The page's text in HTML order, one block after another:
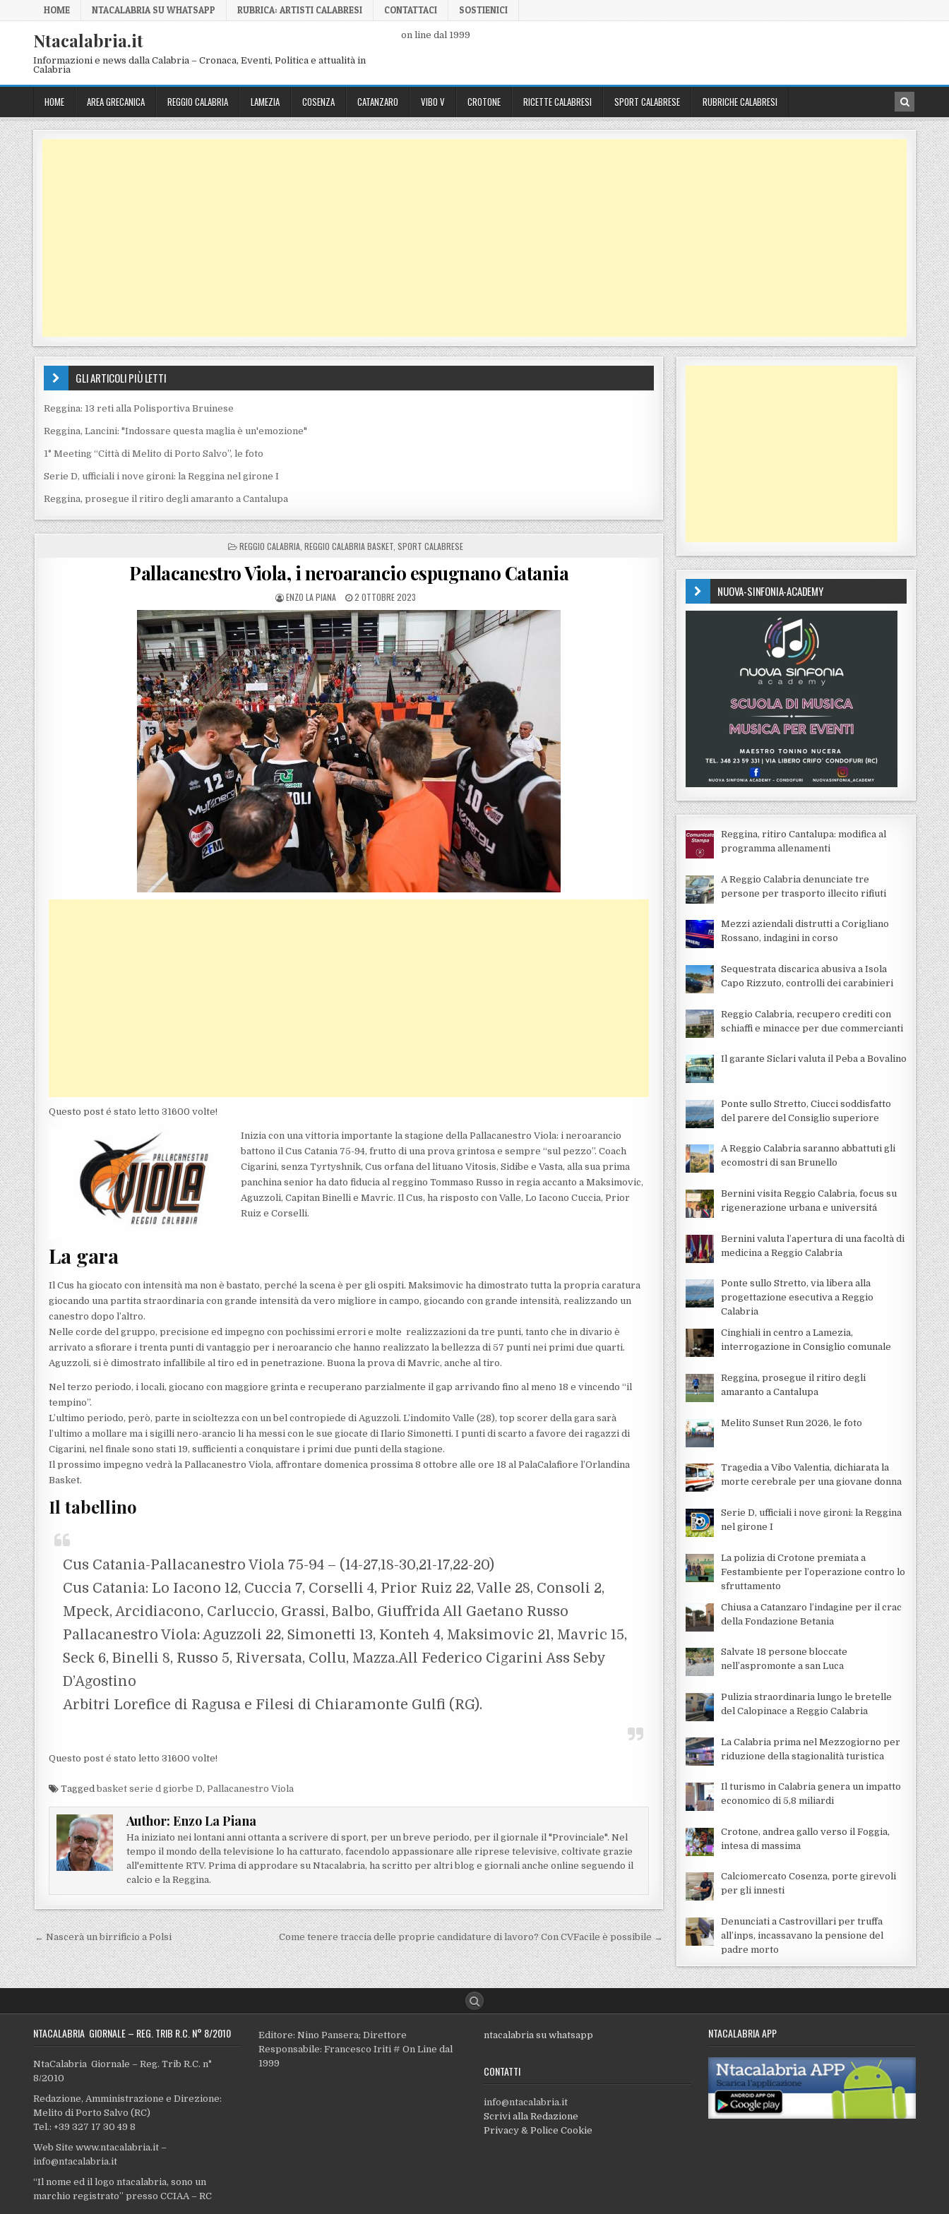
Skip to content
HOME NTACALABRIA SU WHATSAPP RUBRICA: ARTISTI CALABRESI CONTATTACI SOSTIENICI
Ntacalabria.it
Informazioni e news dalla Calabria – Cronaca, Eventi, Politica e attualità in
Calabria
on line dal 1999
HOME AREA GRECANICA REGGIO CALABRIA LAMEZIA COSENZA CATANZARO VIBO V CROTONE RICETTE CALABRESI SPORT CALABRESE RUBRICHE CALABRESI
GLI ARTICOLI PIÙ LETTI
Reggina: 13 reti alla Polisportiva Bruinese
Reggina, Lancini: "Indossare questa maglia è un'emozione"
1° Meeting “Città di Melito di Porto Salvo”, le foto
Serie D, ufficiali i nove gironi: la Reggina nel girone I
Reggina, prosegue il ritiro degli amaranto a Cantalupa
POSTED IN
REGGIO CALABRIA, REGGIO CALABRIA BASKET, SPORT CALABRESE
Pallacanestro Viola, i neroarancio espugnano Catania
POSTED BY
ENZO LA PIANA POSTED ON
2 OTTOBRE 2023
Questo post é stato letto 31600 volte!
Inizia con una vittoria importante la stagione della Pallacanestro Viola: i neroarancio
battono il Cus Catania 75-94, frutto di una prova grintosa e sempre “sul pezzo”. Coach
Cigarini, senza Tyrtyshnik, Cus orfana del lituano Vitosis, Sidibe e Vasta, alla sua prima
panchina senior ha dato fiducia al reggino Tommaso Russo in regia accanto a Maksimovic,
Aguzzoli, Capitan Binelli e Mavric. Il Cus, ha risposto con Valle, Lo Iacono Cuccia, Prior
Ruiz e Corselli.
La gara
Il Cus ha giocato con intensità ma non è bastato, perché la scena è per gli ospiti. Maksimovic ha dimostrato tutta la propria caratura
giocando una partita straordinaria con grande intensità da vero migliore in campo, giocando con grande intensità, realizzando un
canestro dopo l’altro.
Nelle corde del gruppo, precisione ed impegno con pochissimi errori e molte realizzazioni da tre punti, tanto che in divario è
arrivato a sfiorare i trenta punti di vantaggio per i neroarancio che hanno realizzato la bellezza di 57 punti nei primi due quarti.
Aguzzoli, si è dimostrato infallibile al tiro ed in penetrazione. Buona la prova di Mavric, anche al tiro.
Nel terzo periodo, i locali, giocano con maggiore grinta e recuperano parzialmente il gap arrivando fino al meno 18 e vincendo “il
tempino”.
L’ultimo periodo, però, parte in scioltezza con un bel contropiede di Aguzzoli. L’indomito Valle (28), top scorer della gara sarà
l’ultimo a mollare ma i sigilli nero-arancio li ha messi con le sue giocate di Ilario Simonetti. I punti di scarto a favore dei ragazzi di
Cigarini, nel finale sono stati 19, sufficienti a conquistare i primi due punti della stagione.
Il prossimo impegno vedrà la Pallacanestro Viola, affrontare domenica prossima 8 ottobre alle ore 18 al PalaCalafiore l’Orlandina
Basket.
Il tabellino
Cus Catania-Pallacanestro Viola 75-94 – (14-27,18-30,21-17,22-20)
Cus Catania: Lo Iacono 12, Cuccia 7, Corselli 4, Prior Ruiz 22, Valle 28, Consoli 2,
Mpeck, Arcidiacono, Carluccio, Grassi, Balbo, Giuffrida All Gaetano Russo
Pallacanestro Viola: Aguzzoli 22, Simonetti 13, Konteh 4, Maksimovic 21, Mavric 15,
Seck 6, Binelli 8, Russo 5, Riversata, Collu, Mazza.All Federico Cigarini Ass Seby
D’Agostino
Arbitri Lorefice di Ragusa e Filesi di Chiaramonte Gulfi (RG).
Questo post é stato letto 31600 volte!
Taggedbasket serie d giorbe D,Pallacanestro Viola
Author:Enzo La Piana
Ha iniziato nei lontani anni ottanta a scrivere di sport, per un breve periodo, per il giornale il "Provinciale". Nel
tempo il mondo della televisione lo ha catturato, facendolo appassionare alle riprese televisive, coltivate grazie
all'emittente RTV. Prima di approdare su Ntacalabria, ha scritto per altri blog e giornali anche online seguendo il
calcio e la Reggina.
Navigazione articoli
← Nascerà un birrificio a Polsi Come tenere traccia delle proprie candidature di lavoro? Con CVFacile è possibile →
NUOVA-SINFONIA-ACADEMY
Reggina, ritiro Cantalupa: modifica al
programma allenamenti
A Reggio Calabria denunciate tre
persone per trasporto illecito rifiuti
Mezzi aziendali distrutti a Corigliano
Rossano, indagini in corso
Sequestrata discarica abusiva a Isola
Capo Rizzuto, controlli dei carabinieri
Reggio Calabria, recupero crediti con
schiaffi e minacce per due commercianti
Il garante Siclari valuta il Peba a Bovalino
Ponte sullo Stretto, Ciucci soddisfatto
del parere del Consiglio superiore
A Reggio Calabria saranno abbattuti gli
ecomostri di san Brunello
Bernini visita Reggio Calabria, focus su
rigenerazione urbana e universitá
Bernini valuta l’apertura di una facoltà di
medicina a Reggio Calabria
Ponte sullo Stretto, via libera alla
progettazione esecutiva a Reggio
Calabria
Cinghiali in centro a Lamezia,
interrogazione in Consiglio comunale
Reggina, prosegue il ritiro degli
amaranto a Cantalupa
Melito Sunset Run 2026, le foto
Tragedia a Vibo Valentia, dichiarata la
morte cerebrale per una giovane donna
Serie D, ufficiali i nove gironi: la Reggina
nel girone I
La polizia di Crotone premiata a
Festambiente per l’operazione contro lo
sfruttamento
Chiusa a Catanzaro l’indagine per il crac
della Fondazione Betania
Salvate 18 persone bloccate
nell’aspromonte a san Luca
Pulizia straordinaria lungo le bretelle
del Calopinace a Reggio Calabria
La Calabria prima nel Mezzogiorno per
riduzione della stagionalità turistica
Il turismo in Calabria genera un impatto
economico di 5,8 miliardi
Crotone, andrea gallo verso il Foggia,
intesa di massima
Calciomercato Cosenza, porte girevoli
per gli innesti
Denunciati a Castrovillari per truffa
all’inps, incassavano la pensione del
padre morto
NTACALABRIA GIORNALE – REG. TRIB R.C. N° 8/2010
NtaCalabria Giornale – Reg. Trib R.C. n°
8/2010
Redazione, Amministrazione e Direzione:
Melito di Porto Salvo (RC)
Tel.: +39 327 17 30 49 8
Web Site www.ntacalabria.it –
info@ntacalabria.it
“Il nome ed il logo ntacalabria, sono un
marchio registrato” presso CCIAA – RC
Editore: Nino Pansera; Direttore
Responsabile: Francesco Iriti # On Line dal
1999
ntacalabria su whatsapp
CONTATTI
info@ntacalabria.it
Scrivi alla Redazione
Privacy & Police Cookie
NTACALABRIA APP